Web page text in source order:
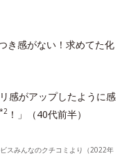
き感がない！求めてた化
感がアップしたように感
*2 ！」（40代前半）
スみんなのクチコミより（2022年